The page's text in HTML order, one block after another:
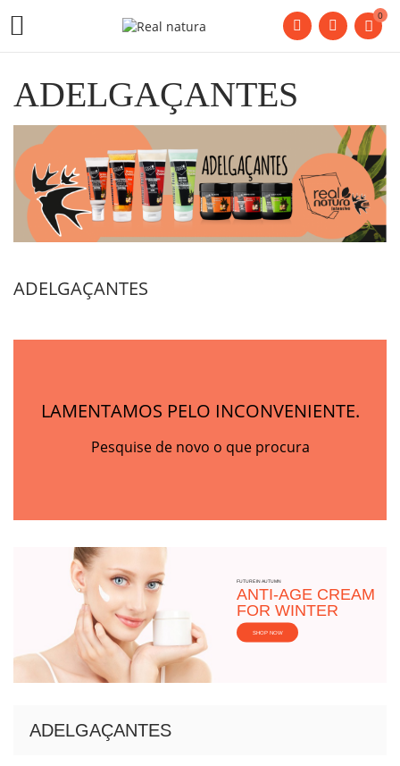
 0
ADELGAÇANTES
ADELGAÇANTES
ADELGAÇANTES
LAMENTAMOS PELO INCONVENIENTE.
Pesquise de novo o que procura
FUTURE IN AUTUMN
ANTI-AGE CREAM
FOR WINTER
SHOP NOW